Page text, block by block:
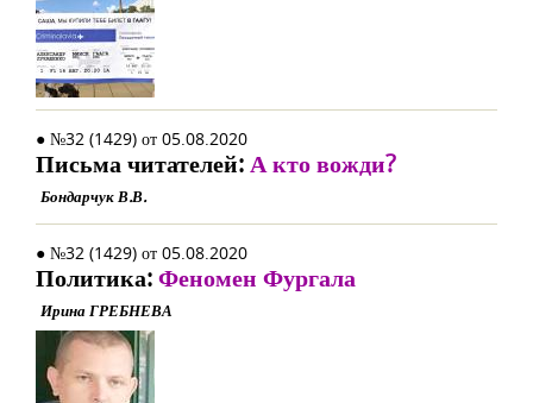
● №32 (1429) от 05.08.2020
Письма читателей:А кто вожди?
Бондарчук В.В.
● №32 (1429) от 05.08.2020
Политика:Феномен Фургала
Ирина ГРЕБНЕВА